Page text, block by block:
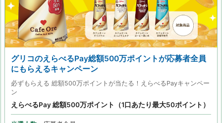
グリコのえらべるPay総額500万ポイントが応募者全員
にもらえるキャンペーン
必ずもらえる 総額500万ポイントが当たる！えらべるPayキャンペー
ン
えらべるPay 総額500万ポイント（1口あたり最大50ポイント）